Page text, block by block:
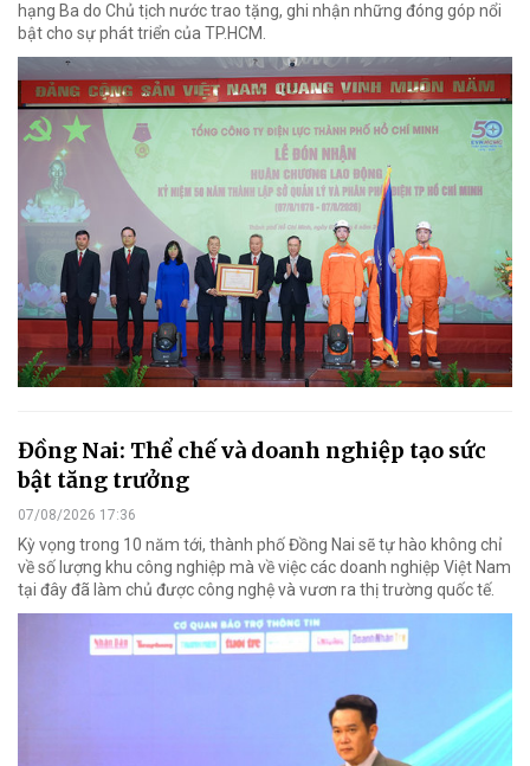
hạng Ba do Chủ tịch nước trao tặng, ghi nhận những đóng góp nổi
bật cho sự phát triển của TP.HCM.
Đồng Nai: Thể chế và doanh nghiệp tạo sức
bật tăng trưởng
07/08/2026 17:36
Kỳ vọng trong 10 năm tới, thành phố Đồng Nai sẽ tự hào không chỉ
về số lượng khu công nghiệp mà về việc các doanh nghiệp Việt Nam
tại đây đã làm chủ được công nghệ và vươn ra thị trường quốc tế.